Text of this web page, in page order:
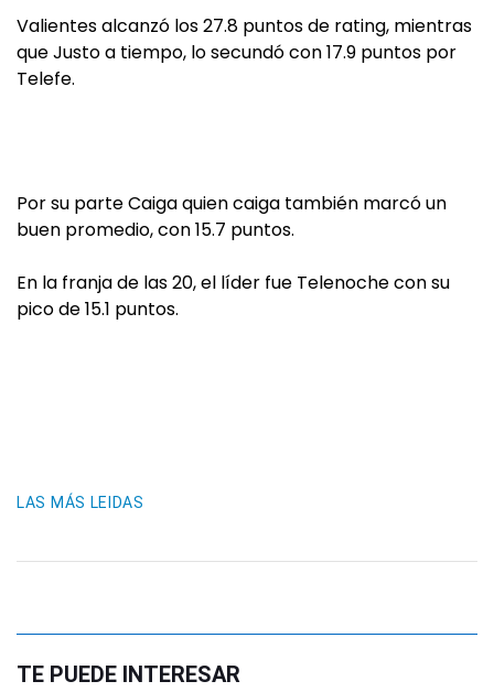
Valientes alcanzó los 27.8 puntos de rating, mientras
que Justo a tiempo, lo secundó con 17.9 puntos por
Telefe.
Por su parte Caiga quien caiga también marcó un
buen promedio, con 15.7 puntos.
En la franja de las 20, el líder fue Telenoche con su
pico de 15.1 puntos.
LAS MÁS LEIDAS
TE PUEDE INTERESAR